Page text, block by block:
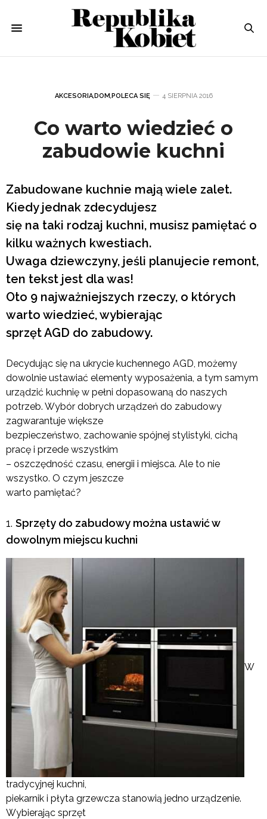
AKCESORIA,DOM,POLECA SIĘ 4 SIERPNIA 2016
Co warto wiedzieć o
zabudowie kuchni
Zabudowane kuchnie mają wiele zalet.
Kiedy jednak zdecydujesz
się na taki rodzaj kuchni, musisz pamiętać o
kilku ważnych kwestiach.
Uwaga dziewczyny, jeśli planujecie remont,
ten tekst jest dla was!
Oto 9 najważniejszych rzeczy, o których
warto wiedzieć, wybierając
sprzęt AGD do zabudowy.
Decydując się na ukrycie kuchennego AGD, możemy
dowolnie ustawiać elementy wyposażenia, a tym samym
urządzić kuchnię w pełni dopasowaną do naszych
potrzeb. Wybór dobrych urządzeń do zabudowy
zagwarantuje większe
bezpieczeństwo, zachowanie spójnej stylistyki, cichą
pracę i przede wszystkim
– oszczędność czasu, energii i miejsca. Ale to nie
wszystko. O czym jeszcze
warto pamiętać?
Sprzęty do zabudowy można ustawić w
dowolnym miejscu kuchni
W
tradycyjnej kuchni,
piekarnik i płyta grzewcza stanowią jedno urządzenie.
Wybierając sprzęt